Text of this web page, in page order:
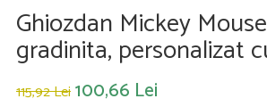
Ghiozdan Mickey
gradinita, personalizat
115,92 Lei100,66 Lei